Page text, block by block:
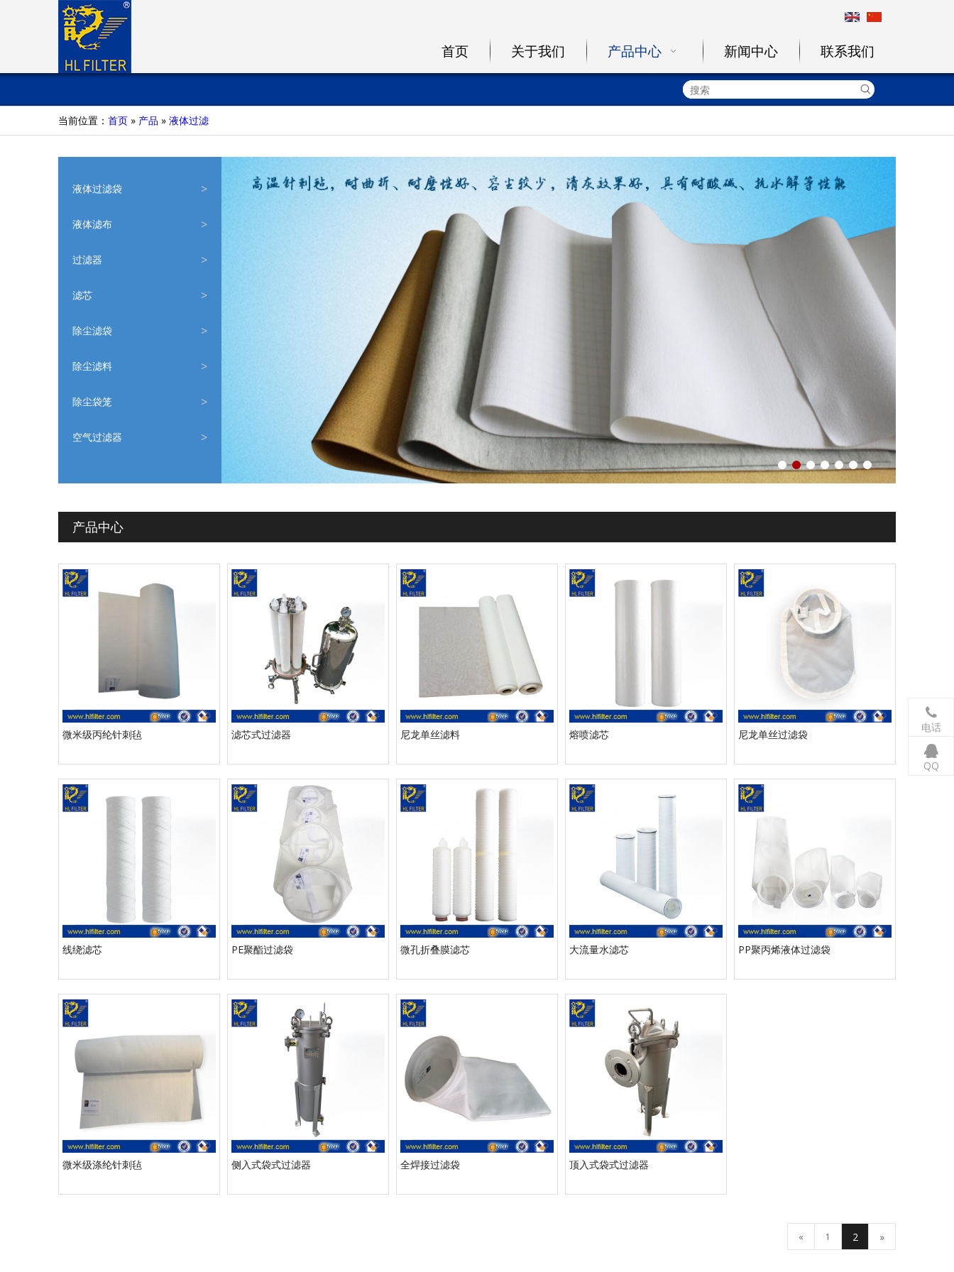
首页 关于我们 产品中心 新闻中心 联系我们
当前位置： 首页 » 产品 » 液体过滤
液体过滤袋
液体滤布
过滤器
滤芯
除尘滤袋
除尘滤料
除尘袋笼
空气过滤器
产品中心
微米级丙纶针刺毡 滤芯式过滤器 尼龙单丝滤料 熔喷滤芯 尼龙单丝过滤袋
线绕滤芯 PE聚酯过滤袋 微孔折叠膜滤芯 大流量水滤芯 PP聚丙烯液体过滤袋
微米级涤纶针刺毡 侧入式袋式过滤器 全焊接过滤袋 顶入式袋式过滤器
« 1 2 »
电话
QQ